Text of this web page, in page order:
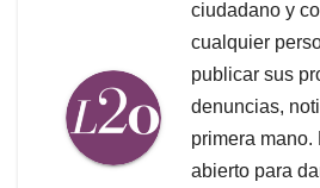
ciudadano y
cualquier
publicar sus
denuncias,
primera
abierto para